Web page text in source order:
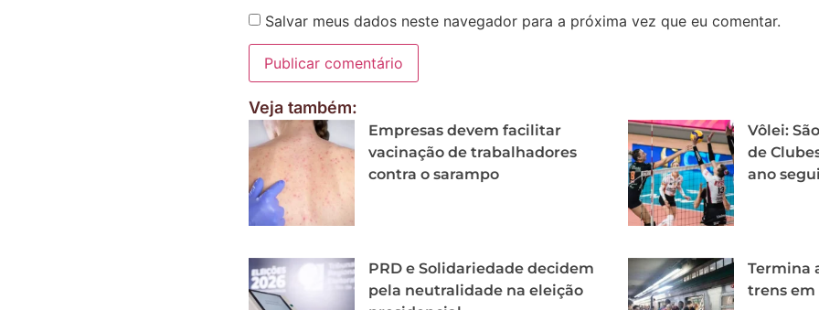
Salvar meus dados neste navegador para a próxima vez que eu comentar.
Veja também:
Empresas devem facilitar
vacinação de trabalhadores
contra o sarampo
Vôlei:
de
ano
PRD e Solidariedade decidem
pela neutralidade na eleição
Termina
trens em